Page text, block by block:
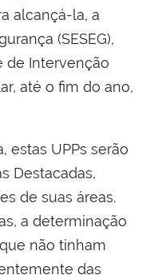
alcançá-la, a
(SESEG),
de Intervenção
até o fim do ano,
estas UPPs serão
Destacadas,
de suas áreas.
a determinação
não tinham
das